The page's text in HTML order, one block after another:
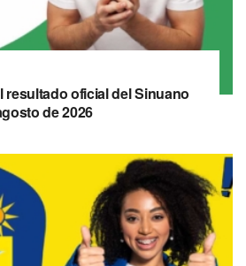
resultado oficial del Sinuano
de 2026